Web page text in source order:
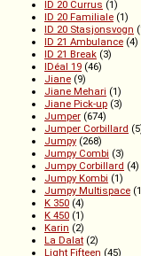
ID 20 Currus (1)
ID 20 Familiale (1)
ID 20 Stasjonsvogn
ID 21 Ambulance (4)
ID 21 Break (3)
IDéal 19 (46)
Jiane (9)
Jiane Mehari (1)
Jiane Pick-up (3)
Jumper (674)
Jumper Corbillard
Jumpy (268)
Jumpy Combi (3)
Jumpy Corbillard (4)
Jumpy Kombi (1)
Jumpy Multispace
K 350 (4)
K 450 (1)
Karin (2)
La Dalat (2)
Light Fifteen (45)